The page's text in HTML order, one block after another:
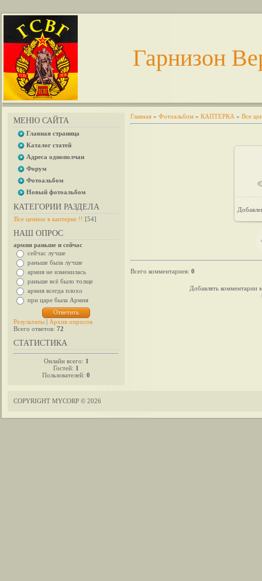
Гарнизон
МЕНЮ САЙТА
Главная страница
Каталог статей
Адреса однополчан
Форум
Фотоальбом
Новый фотоальбом
КАТЕГОРИИ РАЗДЕЛА
Все ценное в каптерке !! [54]
НАШ ОПРОС
армия раньше и сейчас
сейчас лучше
раньше была лучше
армия не изменилась
раньше всё было толще
армия всегда плохо
при царе была Армия
Результаты | Архив опросов
Всего ответов: 72
СТАТИСТИКА
Онлайн всего: 1
Гостей: 1
Пользователей: 0
Главная » Фотоальбом » КАПТЕРКА » Все
Всего комментариев: 0
Добавлять комментарии
COPYRIGHT MYCORP © 2026